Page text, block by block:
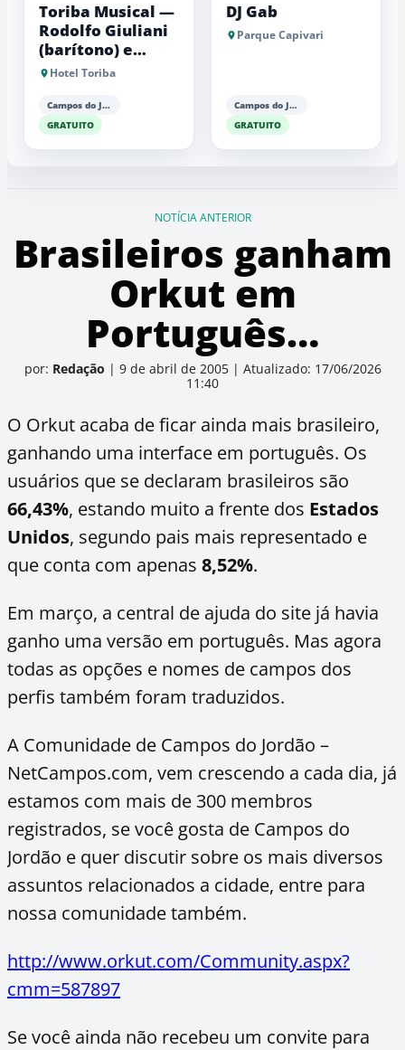
Toriba Musical —
Rodolfo Giuliani
(barítono) e
Antonio Luiz
Hotel Toriba
Campos do Jordão
GRATUITO
DJ Gab
Parque Capivari
Campos do Jordão
GRATUITO
NOTÍCIA ANTERIOR
Brasileiros ganham
Orkut em
Português…
por: Redação | 9 de abril de 2005 | Atualizado: 17/06/2026
11:40
O Orkut acaba de ficar ainda mais brasileiro,
ganhando uma interface em português. Os
usuários que se declaram brasileiros são
66,43%, estando muito a frente dos Estados
Unidos, segundo pais mais representado e
que conta com apenas 8,52%.
Em março, a central de ajuda do site já havia
ganho uma versão em português. Mas agora
todas as opções e nomes de campos dos
perfis também foram traduzidos.
A Comunidade de Campos do Jordão –
NetCampos.com, vem crescendo a cada dia, já
estamos com mais de 300 membros
registrados, se você gosta de Campos do
Jordão e quer discutir sobre os mais diversos
assuntos relacionados a cidade, entre para
nossa comunidade também.
http://www.orkut.com/Community.aspx?
cmm=587897
Se você ainda não recebeu um convite para